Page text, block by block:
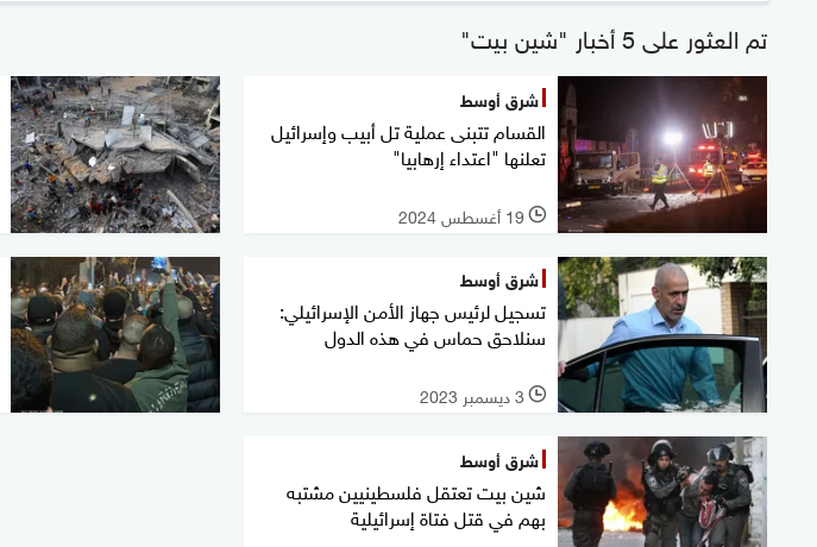
تم العثور على 5 أخبار "شين بيت"
شرق أوسط
القسام تتبنى عملية تل أبيب وإسرائيل
تعلنها "اعتداء إرهابيا"
l 19 أغسطس 2024
شرق أوسط
تسجيل لرئيس جهاز الأمن الإسرائيلي:
سنلاحق حماس في هذه الدول
l 3 ديسمبر 2023
شرق أوسط
شين بيت تعتقل فلسطينيين مشتبه
بهم في قتل فتاة إسرائيلية